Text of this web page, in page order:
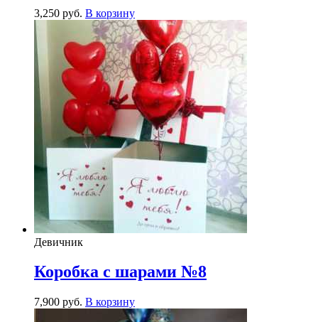
3,250 руб. В корзину
Девичник
Коробка с шарами №8
7,900 руб. В корзину